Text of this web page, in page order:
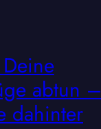
abtun –
dahinter